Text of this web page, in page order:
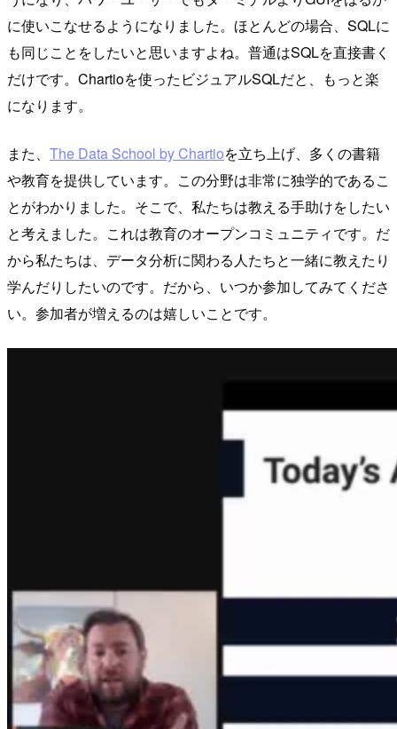
に使いこなせるようになりました。ほとんどの場合、SQLに
も同じことをしたいと思いますよね。普通はSQLを直接書く
だけです。Chartioを使ったビジュアルSQLだと、もっと楽
になります。
また、 The Data School by Chartioを立ち上げ、多くの書籍
や教育を提供しています。この分野は非常に独学的であるこ
とがわかりました。そこで、私たちは教える手助けをしたい
と考えました。これは教育のオープンコミュニティです。だ
から私たちは、データ分析に関わる人たちと一緒に教えたり
学んだりしたいのです。だから、いつか参加してみてくださ
い。参加者が増えるのは嬉しいことです。